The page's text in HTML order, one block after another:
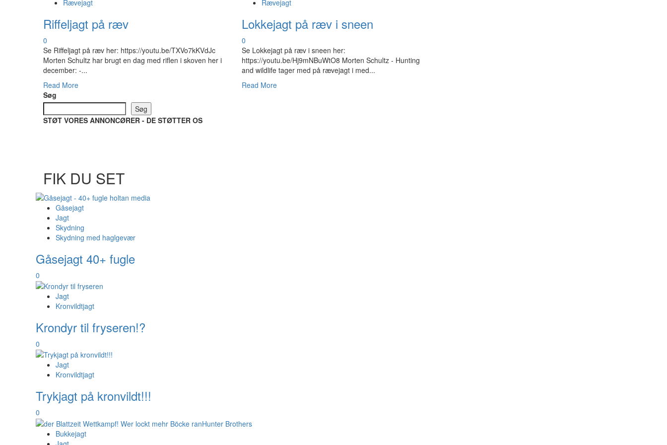
Rævejagt
Riffeljagt på ræv
0
Se Riffeljagt på ræv her: https://youtu.be/TXVo7kKVdJc
Morten Schultz har brugt en dag med riflen i skoven her i
december: -...
Read MoreRead
about
Riffeljagt
på
Rævejagt
Lokkejagt på ræv i sneen
0
Se Lokkejagt på ræv i sneen her:
https://youtu.be/Hj9mNBuWtO8 Morten Schultz - Hunting
and wildlife tager med på rævejagt i med...
Read MoreRead
Søg
Søg
STØT VORES ANNONCØRER - DE STØTTER OS
FIK DU SET
Gåsejagt
Jagt
Skydning
Skydning med haglgevær
Gåsejagt 40+ fugle
0
Jagt
Kronvildtjagt
Krondyr til fryseren!?
0
Jagt
Kronvildtjagt
Trykjagt på kronvildt!!!
0
Bukkejagt